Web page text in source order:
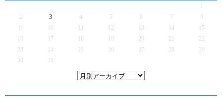
2
3 4 5 6 7
9
12 13 14
15
16
17 19 20 21
22
23
24 25 26 27 28
29
30
31